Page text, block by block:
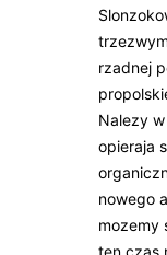
rzadnej
Nalezy
opieraja
nowego
mozemy